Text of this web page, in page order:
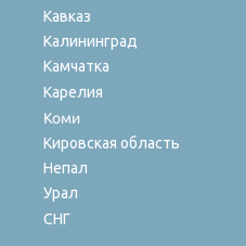
Кавказ
Калининград
Камчатка
Карелия
Коми
Кировская область
Непал
Урал
СНГ